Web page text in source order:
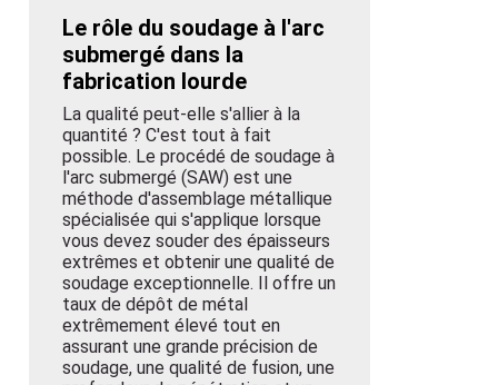
Le rôle du soudage à l'arc
submergé dans la
fabrication lourde
La qualité peut-elle s'allier à la
quantité ? C'est tout à fait
possible. Le procédé de soudage à
l'arc submergé (SAW) est une
méthode d'assemblage métallique
spécialisée qui s'applique lorsque
vous devez souder des épaisseurs
extrêmes et obtenir une qualité de
soudage exceptionnelle. Il offre un
taux de dépôt de métal
extrêmement élevé tout en
assurant une grande précision de
soudage, une qualité de fusion, une